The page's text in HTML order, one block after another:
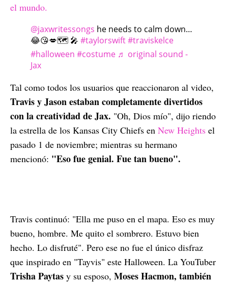
el mundo.
@jaxwritessongs he needs to calm down…
😂😘💋🗺️ 🎤 #taylorswift#traviskelce
#halloween #costume ♬ original sound -
Jax
Tal como todos los usuarios que reaccionaron al video,
Travis y Jason estaban completamente divertidos
con la creatividad de Jax. "Oh, Dios mío", dijo riendo
la estrella de los Kansas City Chiefs en New Heights el
pasado 1 de noviembre; mientras su hermano
mencionó: "Eso fue genial. Fue tan bueno".
Travis continuó: "Ella me puso en el mapa. Eso es muy
bueno, hombre. Me quito el sombrero. Estuvo bien
hecho. Lo disfruté". Pero ese no fue el único disfraz
que inspirado en "Tayvis" este Halloween. La YouTuber
Trisha Paytas y su esposo, Moses Hacmon, también